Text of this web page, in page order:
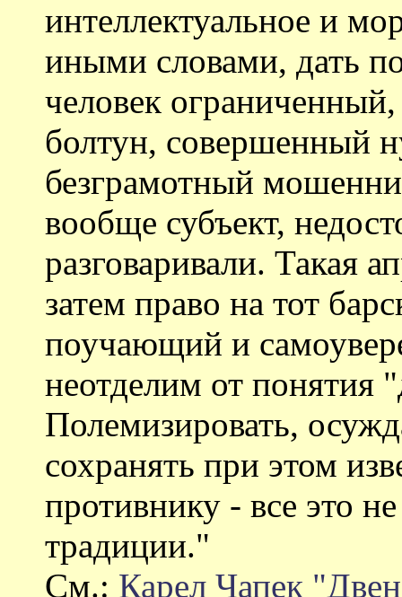
интеллектуальное и
иными словами, дать
человек
болтун, совершенный
безграмотный
вообще субъект,
разговаривали. Такая
затем право на тот
поучающий и
неотделим от понятия
Полемизировать,
сохранять при этом
противнику - все это
традиции."
См.: Карел Чапек